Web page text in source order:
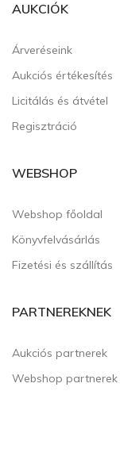
AUKCIÓK
Árveréseink
Aukciós értékesítés
Licitálás és átvétel
Regisztráció
WEBSHOP
Webshop főoldal
Könyvfelvásárlás
Fizetési és szállítás
PARTNEREKNEK
Aukciós partnerek
Webshop partnerek